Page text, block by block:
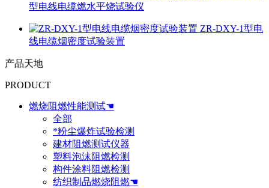
型电线电缆燃水平烧试验仪
ZR-DXY-1型电
线电缆烟密度试验装置
产品天地
PRODUCT
燃烧阻燃性能测试☚
全部
*粉尘爆炸试验检测
建材阻燃测试仪器
塑料泡沫阻燃检测
构件涂料阻燃检测
纺织制品燃烧阻燃☚